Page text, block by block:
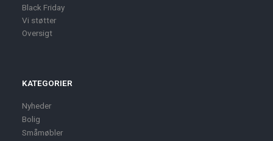
Black Friday
Vi støtter
Oversigt
KATEGORIER
Nyheder
Bolig
Småmøbler